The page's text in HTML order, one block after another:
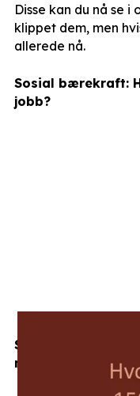
Disse kan du nå se
klippet dem, men
allerede nå.
Sosial bærekraft:
jobb?
Sosial bærekraft:
mangfold seg?